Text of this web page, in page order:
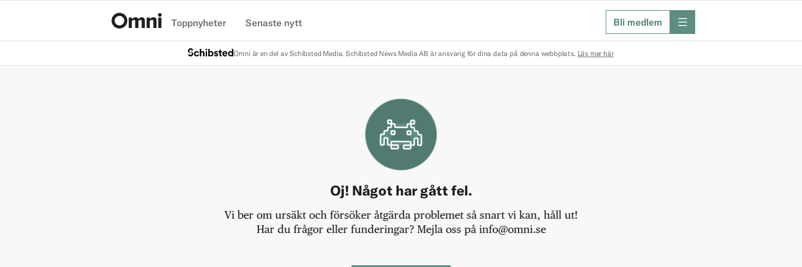
Toppnyheter Senaste nytt Bli medlem meny
Omni är en del av Schibsted Media. Schibsted News Media AB är ansvarig för dina data på denna webbplats. Läs mer här
Oj! Något har gått fel.
Vi ber om ursäkt och försöker åtgärda problemet så snart vi kan, håll ut!
Har du frågor eller funderingar? Mejla oss på info@omni.se